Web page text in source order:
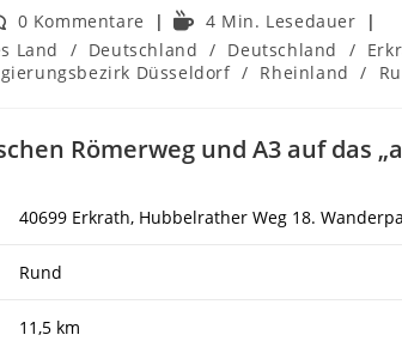
0 Kommentare Lesedauer:
4 Min. Lesedauer
Land / Deutschland / Deutschland /
Düsseldorf / Rheinland /
Römerweg und A3 auf das
40699 Erkrath, Hubbelrather Weg 18.
Rund
11,5 km